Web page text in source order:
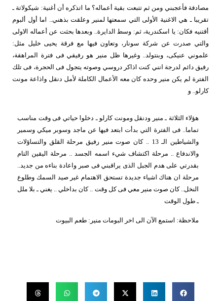
مصادفة فأعجبني ومن ثم تتبعت بقية أعماله؟ ما اتذكره أن أغنية: شيكولاتة ـ
تقريبا ـ هي الاغنية الأولى التي سمعتها لمنير وعلقت بذهني.. اما أول ألبوم
أقتنيه فكان: يا اسكندرية، ثم: وسط الدايرة.. وبعدها بحثت عن أعماله الاولى
والتي صدرت عن شركة سونار، وتعاون فيها مع فرقة يحيى خليل مثل:
علموني عنيكى، وبنتولد.. وغيرها ظل منير هو رفيقي فى فترة المراهقة،
رفيق دائم لدرجة انني كنت اذاكر دروسي وصوته يتجول فى الحجرة، فى تلك
الفترة لم يكن منير وحده كان معه الأعمال الكاملة لأمل دنقل واذاعة مونت
كارلو.. و
هؤلاء الثلاثة ـ منير ودنقل ومونت كارلو ـ دخلوا حياتي فى وقت مناسب
تماما.. فى الفترة التي بدأت ابتعد فيها عن ماجد وسوبر ميكي وسمير
والشياطين الـ 13 .. كان صوت منير رفيق مرحلة القلق والتساؤلات
والاندفاع .. مرحلة اكتشاف شيء اسمه الجسد .. مرحلة اليقين التام
بقدرتي على هدم الجبل الذى يراقبني فى صبر واعادة بناءه من جديد..
مرحلة ان هناك اشياء جديدة تستحق الاهتمام غير صيد السمك وطلوع
النخل.. كان صوت منير معي فى كل وقت .. كان بداخلي .. يغني ـ بلا ملل
ـ طول الوقت
ملاحظة: استمع الآن الى اخر البومات منير: طعم البيوت